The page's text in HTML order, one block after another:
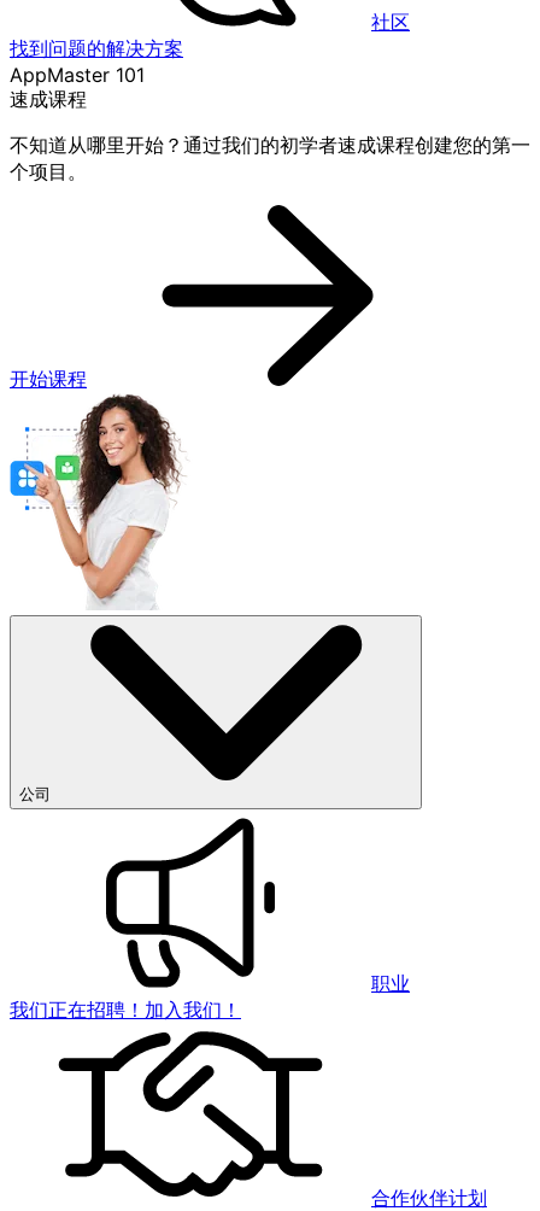
社区
找到问题的解决方案
AppMaster 101
速成课程
不知道从哪里开始？通过我们的初学者速成课程创建您的第一
个项目。
开始课程
公司
职业
我们正在招聘！加入我们！
合作伙伴计划